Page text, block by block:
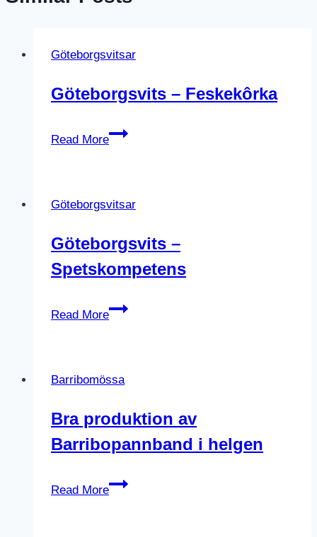
Göteborgsvitsar
Göteborgsvits – Feskekôrka
Read More
Göteborgsvits
Göteborgsvitsar
Göteborgsvits –
Spetskompetens
Read More
Göteborgsvits
Barribomössa
Bra produktion av
Barribopannband i helgen
Read More
Bra